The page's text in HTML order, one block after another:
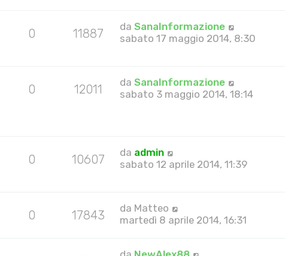
0 11887 daSanaInformazione
sabato 17 maggio 2014, 8:30
0 12011 daSanaInformazione
sabato 3 maggio 2014, 18:14
0 10607 da admin
sabato 12 aprile 2014, 11:39
0 17843 da Matteo
martedì 8 aprile 2014, 16:31